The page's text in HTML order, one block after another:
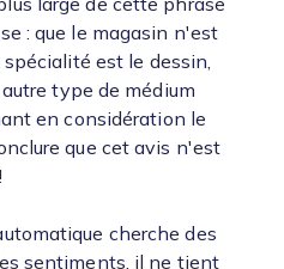
large de cette phrase
: que le magasin n'est
est le dessin,
type de médium
en considération le
que cet avis n'est
cherche des
sentiments, il ne tient